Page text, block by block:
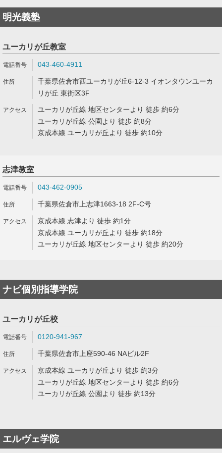
明光義塾
ユーカリが丘教室
043-460-4911
千葉県佐倉市西ユーカリが丘6-12-3 イオンタウンユーカ
リが丘 東街区3F
ユーカリが丘線 地区センターより 徒歩 約6分
ユーカリが丘線 公園より 徒歩 約8分
京成本線 ユーカリが丘より 徒歩 約10分
志津教室
043-462-0905
千葉県佐倉市上志津1663-18 2F-C号
京成本線 志津より 徒歩 約1分
京成本線 ユーカリが丘より 徒歩 約18分
ユーカリが丘線 地区センターより 徒歩 約20分
ナビ個別指導学院
ユーカリが丘校
0120-941-967
千葉県佐倉市上座590-46 NAビル2F
京成本線 ユーカリが丘より 徒歩 約3分
ユーカリが丘線 地区センターより 徒歩 約6分
ユーカリが丘線 公園より 徒歩 約13分
エルヴェ学院